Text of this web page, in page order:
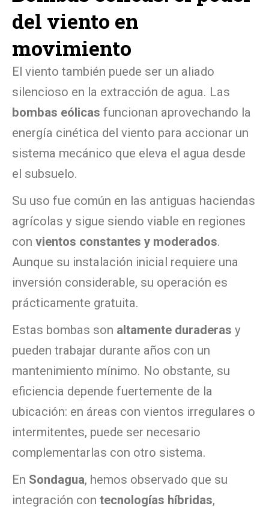
del viento en
movimiento
El viento también puede ser un aliado
silencioso en la extracción de agua. Las
bombas eólicas funcionan aprovechando la
energía cinética del viento para accionar un
sistema mecánico que eleva el agua desde
el subsuelo.
Su uso fue común en las antiguas haciendas
agrícolas y sigue siendo viable en regiones
con vientos constantes y moderados.
Aunque su instalación inicial requiere una
inversión considerable, su operación es
prácticamente gratuita.
Estas bombas son altamente duraderas y
pueden trabajar durante años con un
mantenimiento mínimo. No obstante, su
eficiencia depende fuertemente de la
ubicación: en áreas con vientos irregulares o
intermitentes, puede ser necesario
complementarlas con otro sistema.
En Sondagua, hemos observado que su
integración con tecnologías híbridas,